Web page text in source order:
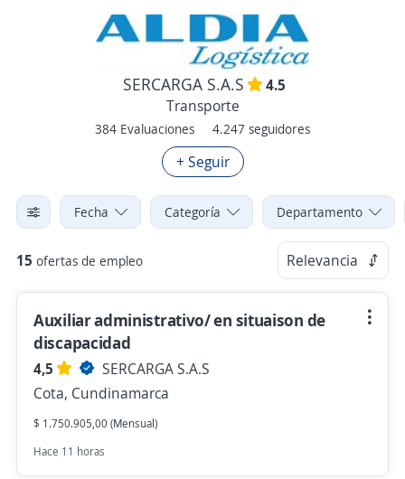
SERCARGA S.A.S
4.5
Transporte
384 Evaluaciones 4.247 seguidores
+ Seguir
Fecha Categoría Departamento
15 ofertas de empleo Relevancia
Auxiliar administrativo/ en situaison de
discapacidad
4,5
SERCARGA S.A.S
Cota, Cundinamarca
$ 1.750.905,00 (Mensual)
Hace 11 horas